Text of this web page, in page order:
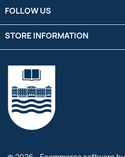
FOLLOW US
STORE INFORMATION